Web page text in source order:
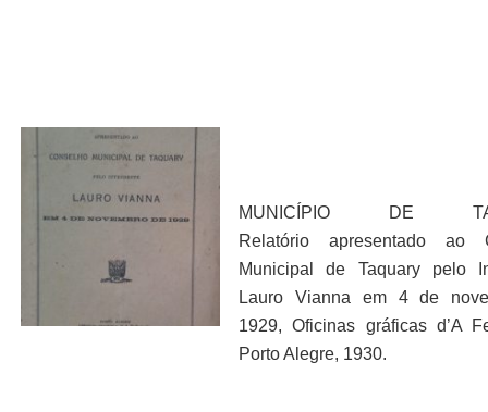
MUNICÍPIO DE
Relatório apresentado ao
Municipal de Taquary pelo
Lauro Vianna em 4 de
1929, Oficinas gráficas d’A
Porto Alegre, 1930.